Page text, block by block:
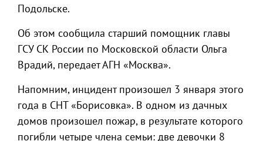
Подольске.
Об этом сообщила старший помощник главы
ГСУ СК России по Московской области Ольга
Врадий, передает АГН «Москва».
Напомним, инцидент произошел 3 января этого
года в СНТ «Борисовка». В одном из дачных
домов произошел пожар, в результате которого
погибли четыре члена семьи: две девочки 8